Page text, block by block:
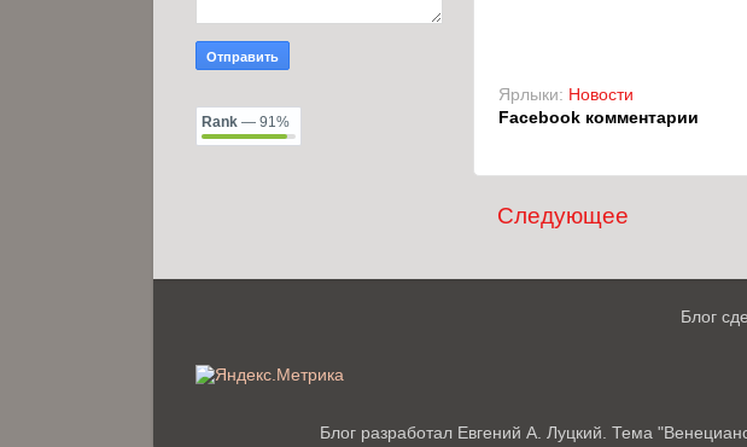
Ярлыки: Новости
Facebook комментарии
Следующее
Rank — 91%
Блог
Блог разработал Евгений А. Луцкий. Тема